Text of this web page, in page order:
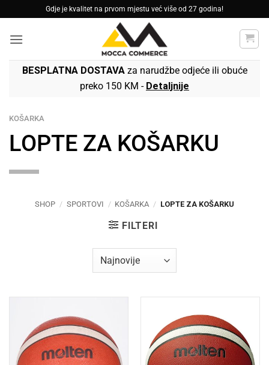
to
content
Gdje je kvalitet na prvom mjestu već više od 27 godina!
BESPLATNA DOSTAVAza narudžbe odjeće ili obuće
preko 150 KM - Detaljnije
KOŠARKA
LOPTE ZA KOŠARKU
SHOP / SPORTOVI / KOŠARKA / LOPTE ZA KOŠARKU
FILTERI